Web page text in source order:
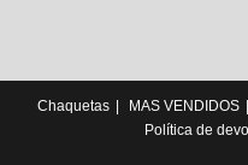
Chaquetas MAS VENDIDOS
Política de